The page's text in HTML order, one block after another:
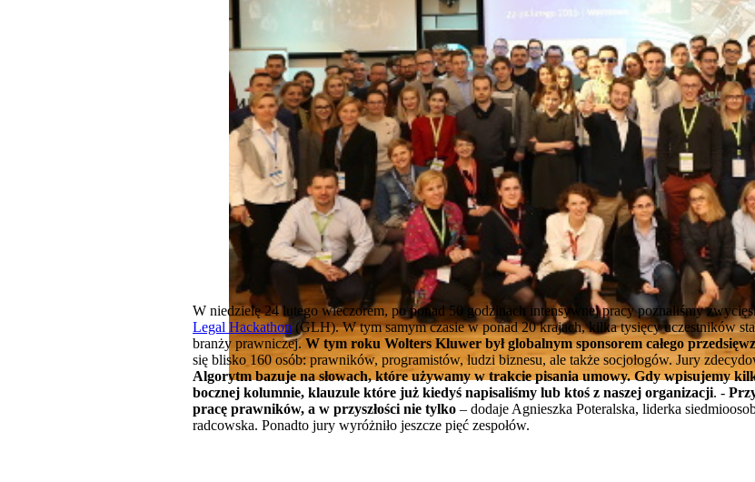
W niedzielę 24 lutego wieczorem, po ponad 50 godzinach intensywnej pracy poznaliśmy
Legal Hackathon (GLH). W tym samym czasie w ponad 20 krajach, kilka tysięcy uczestników
branży prawniczej. W tym roku Wolters Kluwer był globalnym sponsorem całego
się blisko 160 osób: prawników, programistów, ludzi biznesu, ale także socjologów. Jury
Algorytm bazuje na słowach, które używamy w trakcie pisania umowy. Gdy wpisujemy
bocznej kolumnie, klauzule które już kiedyś napisaliśmy lub ktoś z naszej organizacji. -
pracę prawników, a w przyszłości nie tylko – dodaje Agnieszka Poteralska, liderka
radcowska. Ponadto jury wyróżniło jeszcze pięć zespołów.